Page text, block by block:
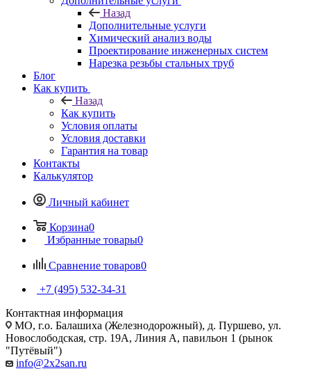
Назад
Дополнительные услуги
Химический анализ воды
Проектирование инженерных систем
Нарезка резьбы стальных труб
Блог
Как купить
Назад
Как купить
Условия оплаты
Условия доставки
Гарантия на товар
Контакты
Калькулятор
Личный кабинет
Корзина0
Избранные товары0
Сравнение товаров0
+7 (495) 532‑34‑31
Контактная информация
МО, г.о. Балашиха (Железнодорожный), д. Пуршево, ул.
Новослободская, стр. 19А, Линия А, павильон 1 (рынок
"Путёвый")
info@2x2san.ru